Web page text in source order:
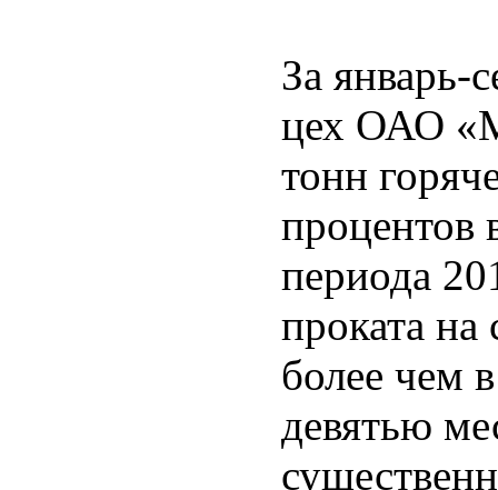
За январь-
цех ОАО
тонн
процентов
периода
проката на
более чем
девятью